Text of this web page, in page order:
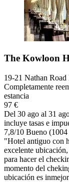
The Kowloon
19-21 Nathan
Completamente
estancia
97 €
Del 30 ago al 31
incluye tasas e
7,8/10 Bueno
"Hotel antiguo con
excelente
para hacer el
momento del
ubicación es